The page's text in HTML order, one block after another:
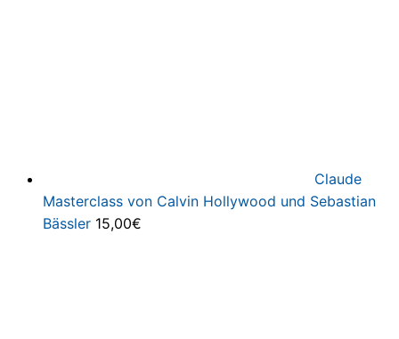
Claude
Masterclass von Calvin Hollywood und Sebastian
Bässler 15,00€